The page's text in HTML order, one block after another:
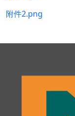
附件2.png